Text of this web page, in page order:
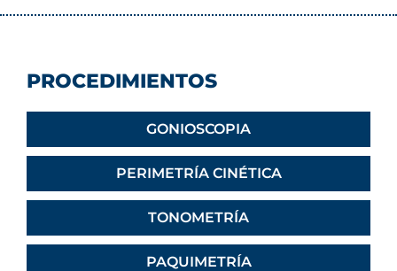
PROCEDIMIENTOS
GONIOSCOPIA
PERIMETRÍA CINÉTICA
TONOMETRÍA
PAQUIMETRÍA